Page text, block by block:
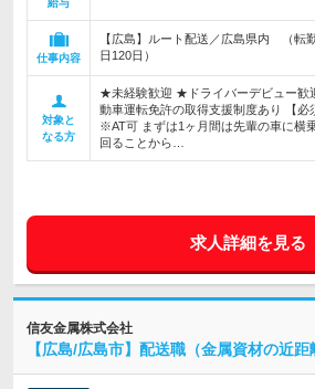
給与
仕事内容
【広島】ルート配送／広島県内 （転
日120日）
対象と
なる方
★未経験歓迎 ★ドライバーデビュー歓
動車運転免許の取得支援制度あり 【必
※AT可 まずは1ヶ月間は先輩の車に横
回ることから…
求人詳細を見る
信友金属株式会社
【広島/広島市】配送職（金属資材の近距